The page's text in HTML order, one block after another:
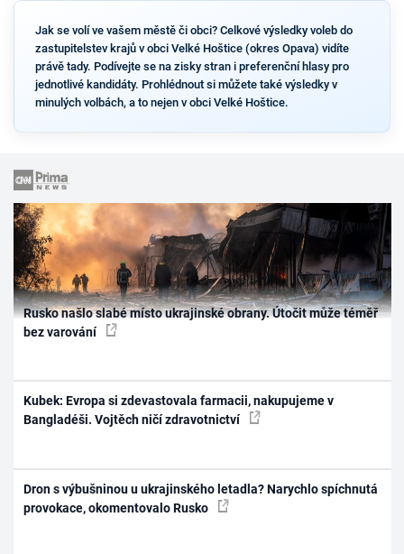
Jak se volí ve vašem městě či obci? Celkové výsledky voleb do
zastupitelstev krajů v obci Velké Hoštice (okres Opava) vidíte
právě tady. Podívejte se na zisky stran i preferenční hlasy pro
jednotlivé kandidáty. Prohlédnout si můžete také výsledky v
minulých volbách, a to nejen v obci Velké Hoštice.
Rusko našlo slabé místo ukrajinské obrany. Útočit může téměř
bez varování
Kubek: Evropa si zdevastovala farmacii, nakupujeme v
Bangladéši. Vojtěch ničí zdravotnictví
Dron s výbušninou u ukrajinského letadla? Narychlo spíchnutá
provokace, okomentovalo Rusko